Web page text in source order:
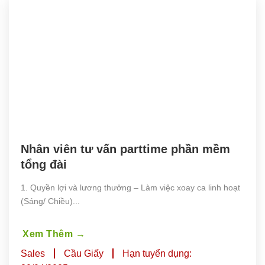
Nhân viên tư vấn parttime phần mềm
tổng đài
1. Quyền lợi và lương thưởng – Làm việc xoay ca linh hoạt
(Sáng/ Chiều)...
Xem Thêm →
Sales
Cầu Giấy
Hạn tuyển dụng: